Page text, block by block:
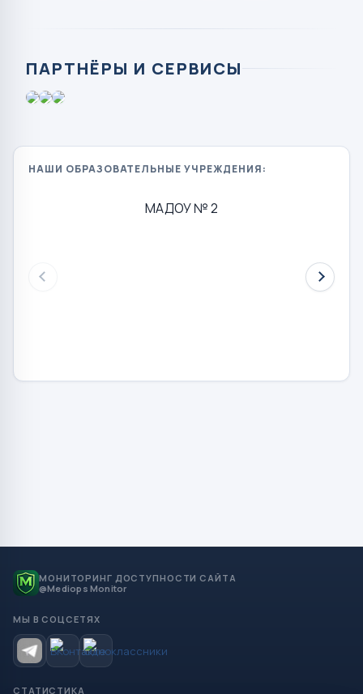
ПАРТНЁРЫ И СЕРВИСЫ
НАШИ ОБРАЗОВАТЕЛЬНЫЕ УЧРЕЖДЕНИЯ:
МАДОУ № 2
МОНИТОРИНГ ДОСТУПНОСТИ САЙТА
@Mediops Monitor
МЫ В СОЦСЕТЯХ
СТАТИСТИКА